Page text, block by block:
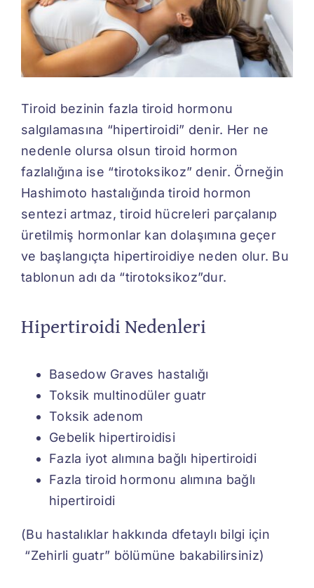
İletişim
Tiroid bezinin fazla tiroid hormonu
salgılamasına “hipertiroidi” denir. Her ne
nedenle olursa olsun tiroid hormon
fazlalığına ise “tirotoksikoz” denir. Örneğin
Hashimoto hastalığında tiroid hormon
sentezi artmaz, tiroid hücreleri parçalanıp
üretilmiş hormonlar kan dolaşımına geçer
ve başlangıçta hipertiroidiye neden olur. Bu
tablonun adı da “tirotoksikoz”dur.
Hipertiroidi Nedenleri
Basedow Graves hastalığı
Toksik multinodüler guatr
Toksik adenom
Gebelik hipertiroidisi
Fazla iyot alımına bağlı hipertiroidi
Fazla tiroid hormonu alımına bağlı
hipertiroidi
(Bu hastalıklar hakkında dfetaylı bilgi için
“Zehirli guatr” bölümüne bakabilirsiniz)